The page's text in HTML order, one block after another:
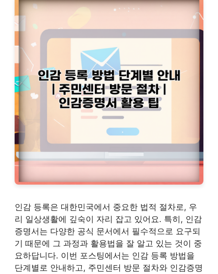
인감 등록은 대한민국에서 중요한 법적 절차로, 우
리 일상생활에 깊숙이 자리 잡고 있어요. 특히, 인감
증명서는 다양한 공식 문서에서 필수적으로 요구되
기 때문에 그 과정과 활용법을 잘 알고 있는 것이 중
요하답니다. 이번 포스팅에서는 인감 등록 방법을
단계별로 안내하고, 주민센터 방문 절차와 인감증명